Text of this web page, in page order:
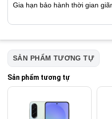
Gia hạn bảo hành thời gian
SẢN PHẨM TƯƠNG TỰ
Sản phẩm tương tự